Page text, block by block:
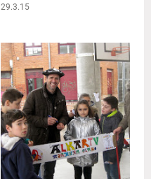
29.3.15